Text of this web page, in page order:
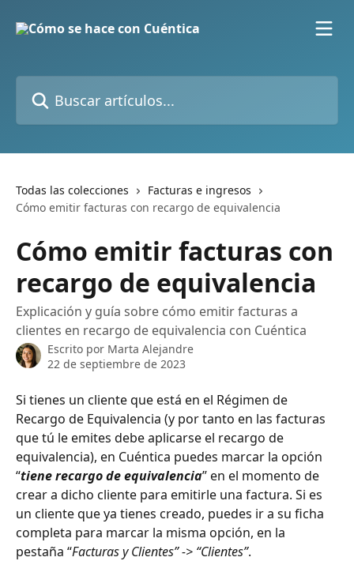
Todas las colecciones
Facturas e ingresos
Cómo emitir facturas con recargo de equivalencia
Cómo emitir facturas con
recargo de equivalencia
Explicación y guía sobre cómo emitir facturas a
clientes en recargo de equivalencia con Cuéntica
Escrito por Marta Alejandre
22 de septiembre de 2023
Si tienes un cliente que está en el Régimen de
Recargo de Equivalencia (y por tanto en las facturas
que tú le emites debe aplicarse el recargo de
equivalencia), en Cuéntica puedes marcar la opción
“tiene recargo de equivalencia” en el momento de
crear a dicho cliente para emitirle una factura. Si es
un cliente que ya tienes creado, puedes ir a su ficha
completa para marcar la misma opción, en la
pestaña “Facturas y Clientes” -> “Clientes”.